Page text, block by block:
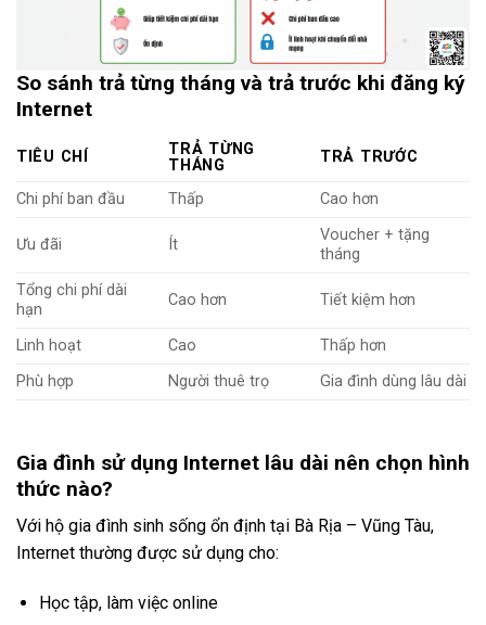
So sánh trả từng tháng và trả trước khi đăng ký
Internet
TIÊU CHÍ
TRẢ TỪNG
THÁNG
TRẢ TRƯỚC
Chi phí ban đầu Thấp Cao hơn
Ưu đãi Ít
Voucher + tặng
tháng
Tổng chi phí dài
hạn
Cao hơn Tiết kiệm hơn
Linh hoạt Cao
Thấp hơn
Phù hợp
Người thuê trọ Gia đình dùng lâu dài
Gia đình sử dụng Internet lâu dài nên chọn hình
thức nào?
Với hộ gia đình sinh sống ổn định tại Bà Rịa – Vũng Tàu,
Internet thường được sử dụng cho:
Học tập, làm việc online